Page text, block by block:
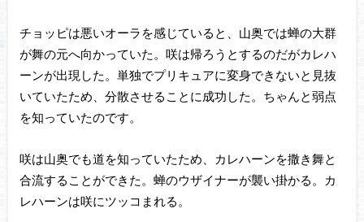
チョッピは悪いオーラを感じていると、山奥では蝉の大群
が舞の元へ向かっていた。咲は帰ろうとするのだがカレハ
ーンが出現した。単独でプリキュアに変身できないと見抜
いていたため、分散させることに成功した。ちゃんと弱点
を知っていたのです。
咲は山奥でも道を知っていたため、カレハーンを撒き舞と
合流することができた。蝉のウザイナーが襲い掛かる。カ
レハーンは咲にツッコまれる。